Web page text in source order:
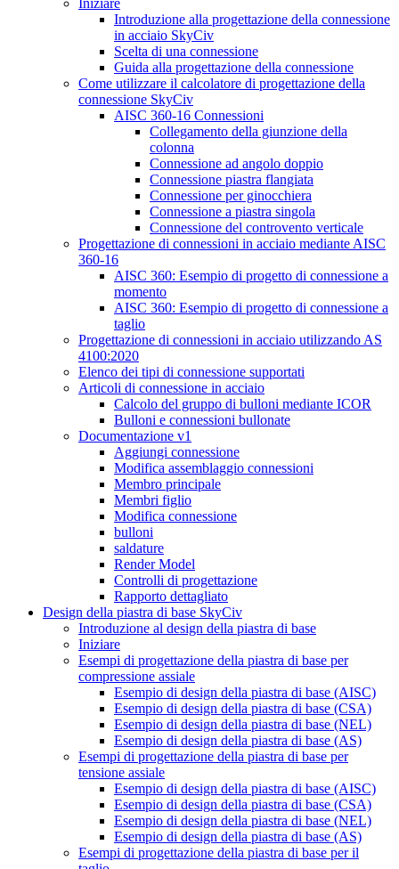
Iniziare
Introduzione alla progettazione della connessione
in acciaio SkyCiv
Scelta di una connessione
Guida alla progettazione della connessione
Come utilizzare il calcolatore di progettazione della
connessione SkyCiv
AISC 360-16 Connessioni
Collegamento della giunzione della
colonna
Connessione ad angolo doppio
Connessione piastra flangiata
Connessione per ginocchiera
Connessione a piastra singola
Connessione del controvento verticale
Progettazione di connessioni in acciaio mediante AISC
360-16
AISC 360: Esempio di progetto di connessione a
momento
AISC 360: Esempio di progetto di connessione a
taglio
Progettazione di connessioni in acciaio utilizzando AS
4100:2020
Elenco dei tipi di connessione supportati
Articoli di connessione in acciaio
Calcolo del gruppo di bulloni mediante ICOR
Bulloni e connessioni bullonate
Documentazione v1
Aggiungi connessione
Modifica assemblaggio connessioni
Membro principale
Membri figlio
Modifica connessione
bulloni
saldature
Render Model
Controlli di progettazione
Rapporto dettagliato
Design della piastra di base SkyCiv
Introduzione al design della piastra di base
Iniziare
Esempi di progettazione della piastra di base per
compressione assiale
Esempio di design della piastra di base (AISC)
Esempio di design della piastra di base (CSA)
Esempio di design della piastra di base (NEL)
Esempio di design della piastra di base (AS)
Esempi di progettazione della piastra di base per
tensione assiale
Esempio di design della piastra di base (AISC)
Esempio di design della piastra di base (CSA)
Esempio di design della piastra di base (NEL)
Esempio di design della piastra di base (AS)
Esempi di progettazione della piastra di base per il